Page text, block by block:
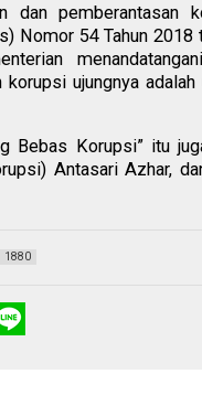
dan pemberantasan
Nomor 54 Tahun
ujungnya
Bebas Korupsi” itu
Antasari Azhar,
1880